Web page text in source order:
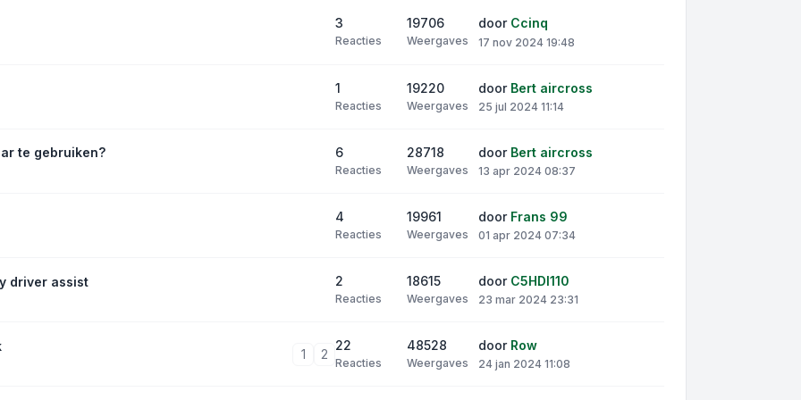
3
Reacties
19706
Weergaves
door Ccinq
17 nov 2024 19:48
1
Reacties
19220
Weergaves
door Bert aircross
25 jul 2024 11:14
te gebruiken? 6
Reacties
28718
Weergaves
door Bert aircross
13 apr 2024 08:37
4
Reacties
19961
Weergaves
door Frans 99
01 apr 2024 07:34
driver assist 2
Reacties
18615
Weergaves
door C5HDI110
23 mar 2024 23:31
1 2
22
Reacties
48528
Weergaves
door Row
24 jan 2024 11:08